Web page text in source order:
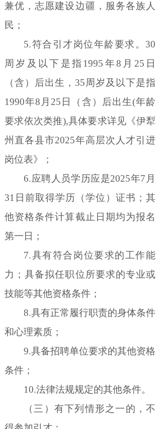
兼优，志愿建设边疆，服务各族人
民；
5.符合引才岗位年龄要求。 30
周岁及以下是指 1995 年8 月 25 日
（含）后出生， 35周岁及以下是指
1990年8 月 25 日（含）后出生(年龄
要求依次类推),具体要求详见《伊犁
州直各县市2025年高层次人才引进
岗位表》；
6.应聘人员学历应是2025年7 月
31 日前取得学历（学位）证书；其
他资格条件计算截止日期均为报名
第一日；
7.具有符合岗位要求的工作能
力；具备拟任职位所要求的专业或
技能等其他资格条件；
8.具有正常履行职责的身体条件
和心理素质；
9.具备招聘单位要求的其他资格
条件；
10.法律法规规定的其他条件。
（三）有下列情形之一的，不